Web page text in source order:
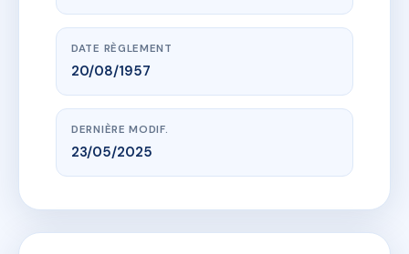
DATE RÈGLEMENT
20/08/1957
DERNIÈRE MODIF.
23/05/2025